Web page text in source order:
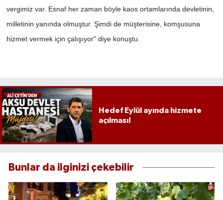
vergimiz var. Esnaf her zaman böyle kaos ortamlarında devletinin,
milletinin yanında olmuştur. Şimdi de müşterisine, komşusuna
hizmet vermek için çalışıyor" diye konuştu.
Hedef Eylül ayında hizmete
açılması!
Bunlar da ilginizi çekebilir